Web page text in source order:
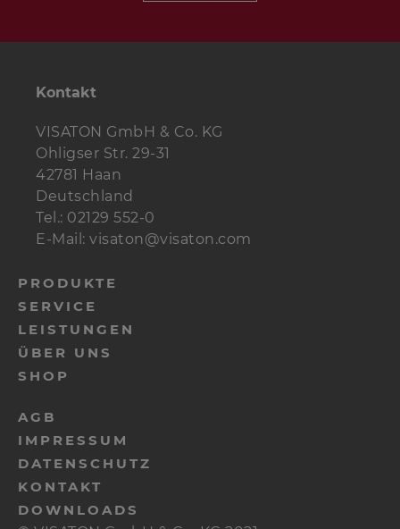
Kontakt
VISATON GmbH & Co. KG
Ohligser Str. 29-31
42781 Haan
Deutschland
Tel.: 02129 552-0
E-Mail: visaton@visaton.com
PRODUKTE
SERVICE
LEISTUNGEN
ÜBER UNS
SHOP
AGB
IMPRESSUM
DATENSCHUTZ
KONTAKT
DOWNLOADS